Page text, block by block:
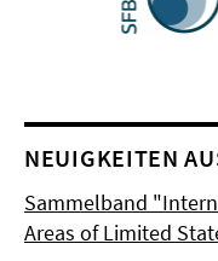
NEUIGKEITEN
Sammelband
Areas of Limited